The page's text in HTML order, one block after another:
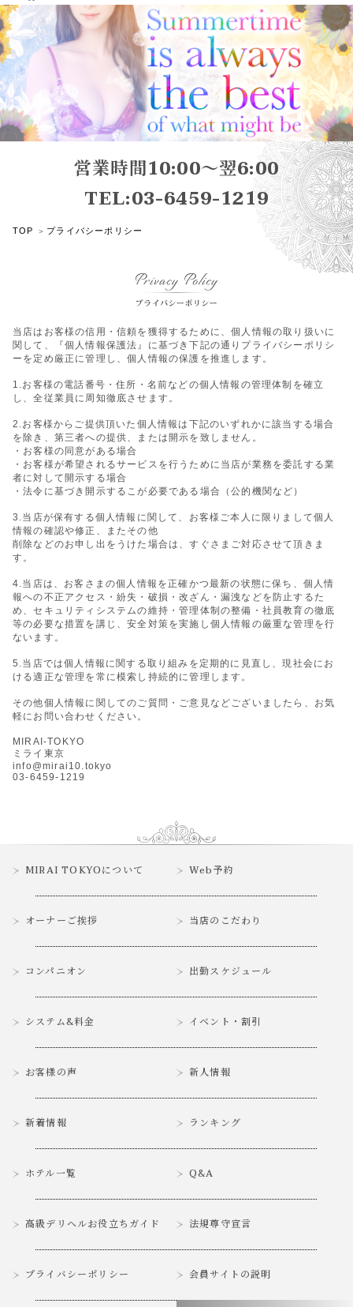
営業時間10:00～翌6:00
TEL:03-6459-1219
TOP プライバシーポリシー
当店はお客様の信用・信頼を獲得するために、個人情報の取り扱いに
関して、『個人情報保護法』に基づき下記の通りプライバシーポリシ
ーを定め厳正に管理し、個人情報の保護を推進します。
1.お客様の電話番号・住所・名前などの個人情報の管理体制を確立
し、全従業員に周知徹底させます。
2.お客様からご提供頂いた個人情報は下記のいずれかに該当する場合
を除き、第三者への提供、または開示を致しません。
・お客様の同意がある場合
・お客様が希望されるサービスを行うために当店が業務を委託する業
者に対して開示する場合
・法令に基づき開示するこが必要である場合（公的機関など）
3.当店が保有する個人情報に関して、お客様ご本人に限りまして個人
情報の確認や修正、またその他
削除などのお申し出をうけた場合は、すぐさまご対応させて頂きま
す。
4.当店は、お客さまの個人情報を正確かつ最新の状態に保ち、個人情
報への不正アクセス・紛失・破損・改ざん・漏洩などを防止するた
め、セキュリティシステムの維持・管理体制の整備・社員教育の徹底
等の必要な措置を講じ、安全対策を実施し個人情報の厳重な管理を行
ないます。
5.当店では個人情報に関する取り組みを定期的に見直し、現社会にお
ける適正な管理を常に模索し持続的に管理します。
その他個人情報に関してのご質問・ご意見などございましたら、お気
軽にお問い合わせください。
MIRAI-TOKYO
ミライ東京
info@mirai10.tokyo
03-6459-1219
MIRAI TOKYOについて Web予約
オーナーご挨拶 当店のこだわり
コンパニオン 出勤スケジュール
システム&料金 イベント・割引
お客様の声 新人情報
新着情報 ランキング
ホテル一覧 Q&A
高級デリヘルお役立ちガイド 法規尊守宣言
プライバシーポリシー 会員サイトの説明